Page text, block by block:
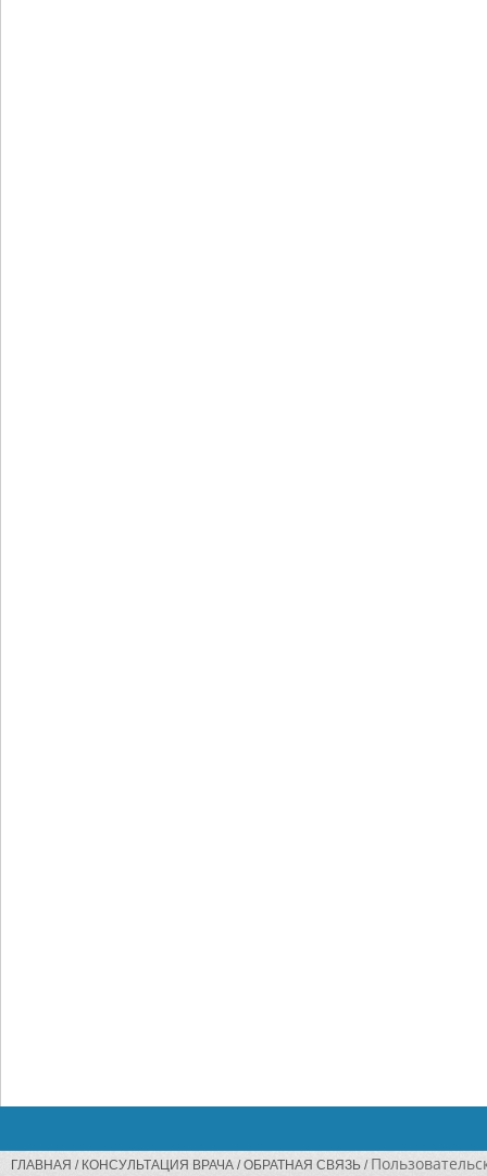
ГЛАВНАЯ КОНСУЛЬТАЦИЯ ВРАЧА ОБРАТНАЯ СВЯЗЬ